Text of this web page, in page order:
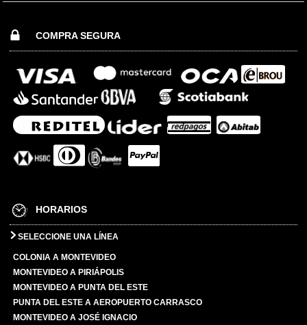
COMPRA SEGURA
HORARIOS
SELECCIONE UNA LÍNEA
COLONIA A MONTEVIDEO
MONTEVIDEO A PIRIÁPOLIS
MONTEVIDEO A PUNTA DEL ESTE
PUNTA DEL ESTE A AEROPUERTO CARRASCO
MONTEVIDEO A JOSÉ IGNACIO